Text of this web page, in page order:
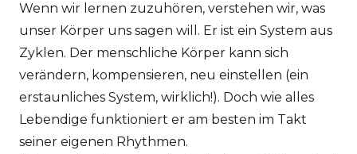
Wenn wir lernen zuzuhören, verstehen wir, was
unser Körper uns sagen will. Er ist ein System aus
Zyklen. Der menschliche Körper kann sich
verändern, kompensieren, neu einstellen (ein
erstaunliches System, wirklich!). Doch wie alles
Lebendige funktioniert er am besten im Takt
seiner eigenen Rhythmen.